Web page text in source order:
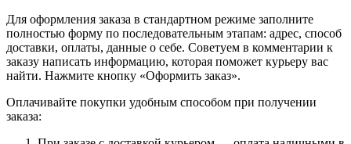
Для оформления заказа в стандартном режиме заполните
полностью форму по последовательным этапам: адрес, способ
доставки, оплаты, данные о себе. Советуем в комментарии к
заказу написать информацию, которая поможет курьеру вас
найти. Нажмите кнопку «Оформить заказ».
Оплачивайте покупки удобным способом при получении
заказа: